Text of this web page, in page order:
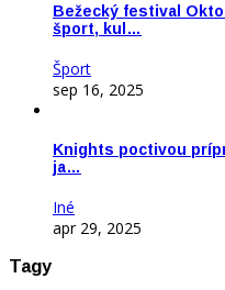
Bežecký festival
šport, kul…
Šport
sep 16, 2025
Knights poctivou
ja…
Iné
apr 29, 2025
Tagy